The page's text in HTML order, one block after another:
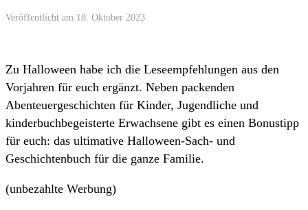
Veröffentlicht am 18. Oktober 2023
Zu Halloween habe ich die Leseempfehlungen aus den
Vorjahren für euch ergänzt. Neben packenden
Abenteuergeschichten für Kinder, Jugendliche und
kinderbuchbegeisterte Erwachsene gibt es einen Bonustipp
für euch: das ultimative Halloween-Sach- und
Geschichtenbuch für die ganze Familie.
(unbezahlte Werbung)